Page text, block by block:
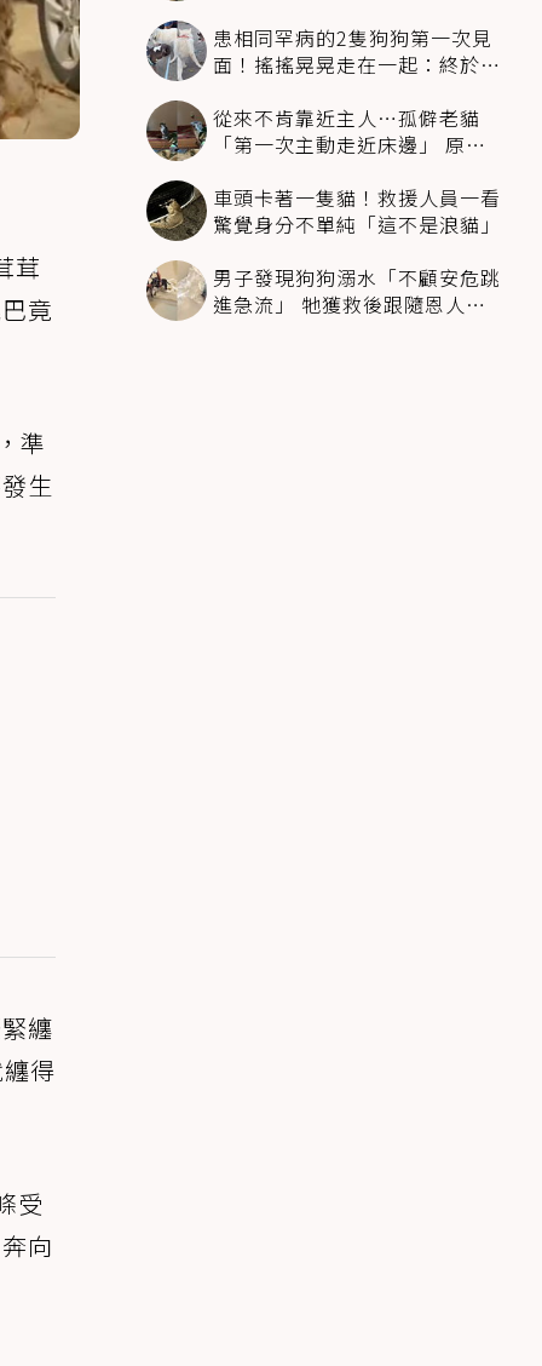
茸
竟
準
生
纏
得
受
向
患相同罕病的2隻狗狗第一次見
面！搖搖晃晃走在一起：終於找
從來不肯靠近主人…孤僻老貓
「第一次主動走近床邊」 原因
車頭卡著一隻貓！救援人員一看
驚覺身分不單純「這不是浪貓」
男子發現狗狗溺水「不顧安危跳
進急流」 牠獲救後跟隨恩人不